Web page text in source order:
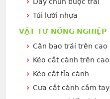
Dây chun buộc trái
Túi lưới nhựa
VẬT TƯ NÔNG NGHIỆP
Cân bao trái trên cao
Kéo cắt cành trên cao
Kéo cắt tỉa cành
Cưa cắt cành cầm tay